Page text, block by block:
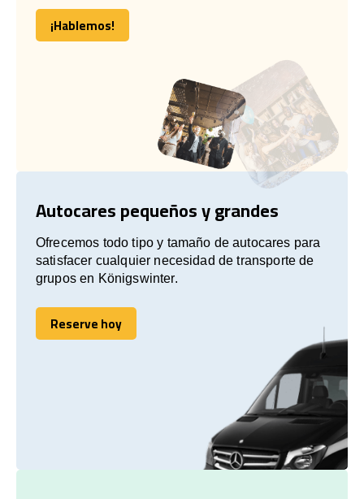
¡Hablemos!
¡Hablemos!
Autocares pequeños y grandes
Ofrecemos todo tipo y tamaño de autocares para
satisfacer cualquier necesidad de transporte de
grupos en Königswinter.
Reserve hoy
Reserve hoy